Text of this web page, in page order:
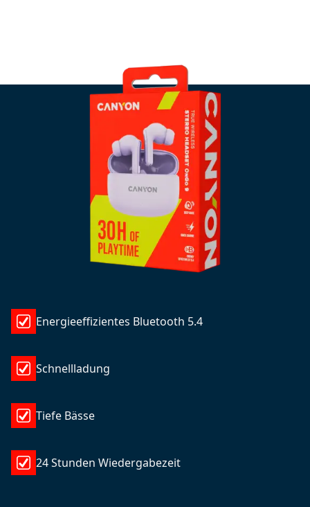
Energieeffizientes Bluetooth 5.4
Schnellladung
Tiefe Bässe
24 Stunden Wiedergabezeit